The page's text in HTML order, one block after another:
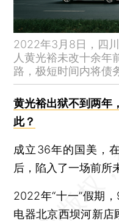
2022年3月8日，四
人黄光裕未改十余年
路，极短时间内将债
黄光裕出狱不到两年
此？
成立36年的国美，
后，陷入了一场前所
2022年“十一”假期
电器北京西坝河新店